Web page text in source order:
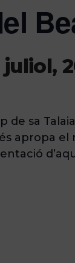
juliol,
de sa
apropa